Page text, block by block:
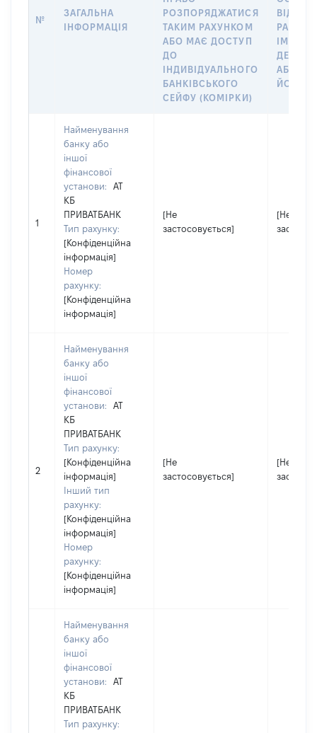
№
ЗАГАЛЬНА
ІНФОРМАЦІЯ
РОЗПОРЯДЖАТИСЯ
ТАКИМ РАХУНКОМ
АБО МАЄ ДОСТУП
ДО
ІНДИВІДУАЛЬНОГО
БАНКІВСЬКОГО
СЕЙФУ (КОМІРКИ)
ІМ’Я
АБО
ЙОГО
1
Найменування
банку або
іншої
фінансової
установи:
АТ
КБ
ПРИВАТБАНК
Тип рахунку:
[Конфіденційна
інформація]
Номер
рахунку:
[Конфіденційна
інформація]
[Не
застосовується]
[Не
2
Найменування
банку або
іншої
фінансової
установи:
АТ
КБ
ПРИВАТБАНК
Тип рахунку:
[Конфіденційна
інформація]
Інший тип
рахунку:
[Конфіденційна
інформація]
Номер
рахунку:
[Конфіденційна
інформація]
[Не
застосовується]
[Не
Найменування
банку або
іншої
фінансової
установи:
АТ
КБ
ПРИВАТБАНК
Тип рахунку: